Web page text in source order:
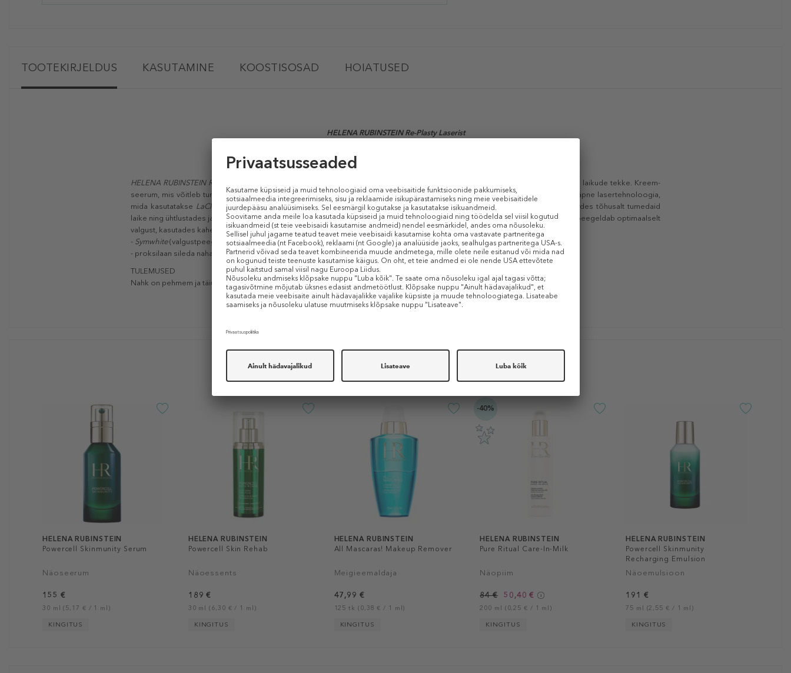
TOOTEKIRJELDUS KASUTAMINE KOOSTISOSAD HOIATUSED
HELENA RUBINSTEIN Re-Plasty Laserist
HELENA RUBINSTEIN Re-Plasty Laserist
nahka ja hoiab ära tumedate laikude tekke. Kreem-
seerum, mis võitleb tumedate laikude vastu, toetabLASERIST Re-PLASTYprotseduuri valikut. Sellele inspiratsiooniks on eriti täpne lasertehnoloogia,
mida kasutatakse LaClinic-Montreuxkliinikus.LASERISTtagab mitteinvasiivse toime sarnaselt sellele laserprotseduurile, sihtides tõhusalt tumedaid
laike ning ühtlustades ja helendades samal ajal nahka. Kreem-seerumLASERISTmõjutab jumet ja naha struktuuri nii, et naha pind peegeldab optimaalselt
valgust, kasutades kahe toimeaine kombinatsiooni:
- Symwhite(valgustpeegeldav kompleks) särava ja ühtlase jume saavutamiseks;
- proksilaan sileda naha ja õrna nahastruktuuri saavutamiseks.
TULEMUSED
Nahk on pehmem ja täiuslikult niisutatud. Nahk on päev-päevalt säravam ja veatum: vähenevad laigud, poorid ja kortsud.
Sarnased tooted
HELENA RUBINSTEIN
Powercell Skinmunity Serum
Näoseerum
155 €
30 ml (5,17 € / 1 ml)
KINGITUS
HELENA RUBINSTEIN
Powercell Skin Rehab
Näoessents
189 €
30 ml (6,30 € / 1 ml)
KINGITUS
HELENA RUBINSTEIN
All Mascaras! Makeup Remover
Meigieemaldaja
47,99 €
125 tk (0,38 € / 1 ml)
KINGITUS
-40%
HELENA RUBINSTEIN
Pure Ritual Care-In-Milk
Näopiim
84 € 50,40 €
200 ml (0,25 € / 1 ml)
KINGITUS
HELENA RUBINSTEIN
Powercell Skinmunity
Recharging Emulsion
Näoemulsioon
191 €
75 ml (2,55 € / 1 ml)
KINGITUS